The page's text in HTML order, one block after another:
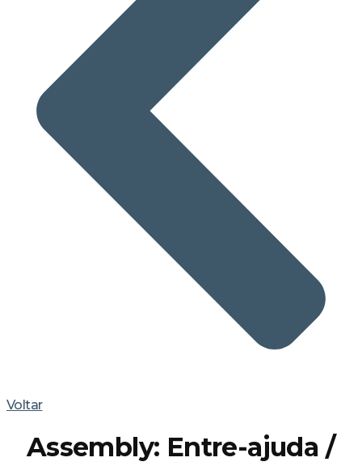
Voltar
Assembly: Entre-ajuda /